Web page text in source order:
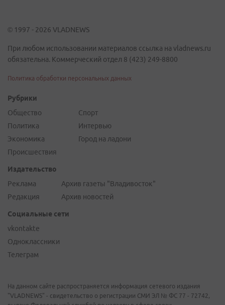
© 1997 - 2026 VLADNEWS
При любом использовании материалов ссылка на vladnews.ru
обязательна. Коммерческий отдел 8 (423) 249-8800
Политика обработки персональных данных
Рубрики
Общество
Политика
Экономика
Происшествия
Спорт
Интервью
Город на ладони
Издательство
Реклама
Редакция
Архив газеты "Владивосток"
Архив новостей
Социальные сети
vkontakte
Одноклассники
Телеграм
На данном сайте распространяется информация сетевого издания
"VLADNEWS" - свидетельство о регистрации СМИ ЭЛ № ФС 77 - 72742,